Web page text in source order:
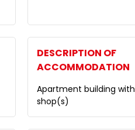
DESCRIPTION OF
ACCOMMODATION
Apartment building with
shop(s)